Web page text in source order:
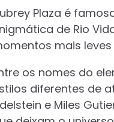
Plaza é
de Rio
mais
os nomes do
diferentes de
e Miles